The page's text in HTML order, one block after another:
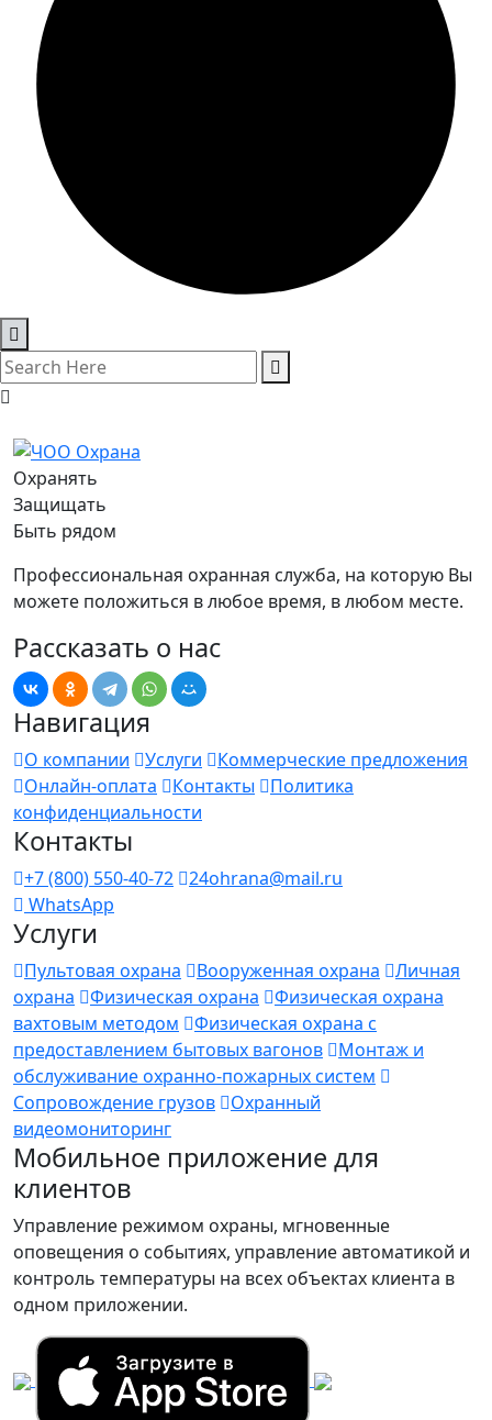
Охранять
Защищать
Быть рядом
Профессиональная охранная служба, на которую Вы
можете положиться в любое время, в любом месте.
Рассказать о нас
Навигация
О компании Услуги
Коммерческие предложения
Онлайн-оплата
Контакты
Политика
конфиденциальности
Контакты
+7 (800) 550-40-72
24ohrana@mail.ru
WhatsApp
Услуги
Пультовая охрана Вооруженная охрана
Личная
охрана
Физическая охрана
Физическая охрана
вахтовым методом
Физическая охрана с
предоставлением бытовых вагонов
Монтаж и
обслуживание охранно-пожарных систем
Сопровождение грузов
Охранный
видеомониторинг
Мобильное приложение для
клиентов
Управление режимом охраны, мгновенные
оповещения о событиях, управление автоматикой и
контроль температуры на всех объектах клиента в
одном приложении.